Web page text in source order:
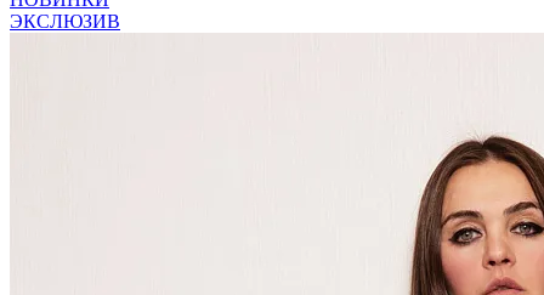
ЭКСЛЮЗИВ